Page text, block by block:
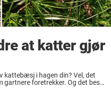
at katter gjør
kattebæsj i hagen din? Vel, det
gartnere foretrekker. Og det beste